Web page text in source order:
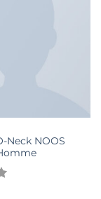
Neck NOOS